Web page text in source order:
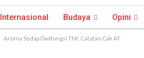
Internasional Budaya Opini
Aroma Sedap Dwifungsi TNI: Catatan Cak AT